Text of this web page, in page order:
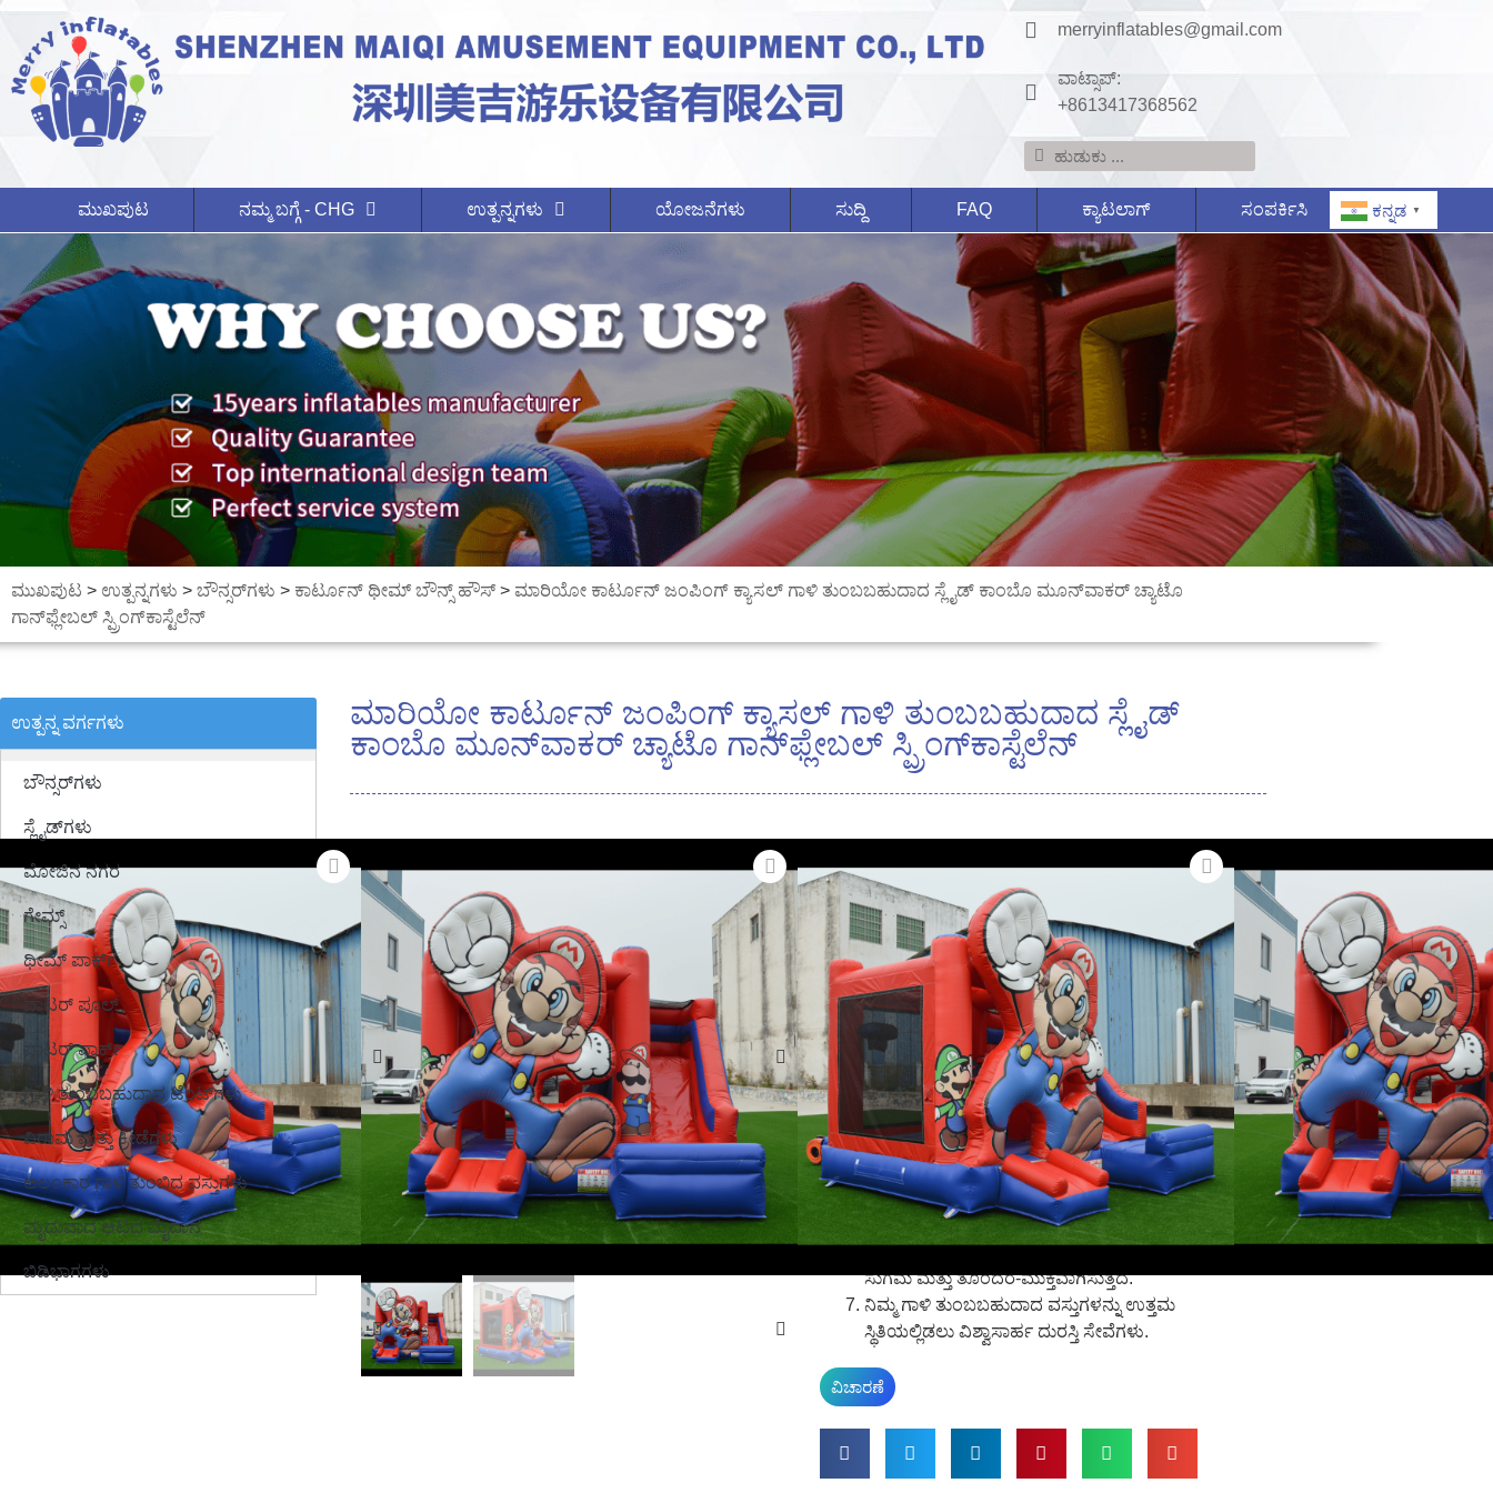
merryinflatables@gmail.com
ವಾಟ್ಸಾಪ್:
+8613417368562
ಮುಖಪುಟ ನಮ್ಮ ಬಗ್ಗೆ - CHG ಉತ್ಪನ್ನಗಳು ಯೋಜನೆಗಳು ಸುದ್ದಿ FAQ ಕ್ಯಾಟಲಾಗ್ ಸಂಪರ್ಕಿಸಿ ಕನ್ನಡ ▼
ಮುಖಪುಟ > ಉತ್ಪನ್ನಗಳು > ಬೌನ್ಸರ್‌ಗಳು > ಕಾರ್ಟೂನ್ ಥೀಮ್ ಬೌನ್ಸ್ ಹೌಸ್> ಮಾರಿಯೋ ಕಾರ್ಟೂನ್ ಜಂಪಿಂಗ್ ಕ್ಯಾಸಲ್ ಗಾಳಿ ತುಂಬಬಹುದಾದ ಸ್ಲೈಡ್ ಕಾಂಬೊ ಮೂನ್‌ವಾಕರ್ ಚ್ಯಾಟೊ
ಗಾನ್‌ಫ್ಲೇಬಲ್ ಸ್ಪ್ರಿಂಗ್‌ಕಾಸ್ಟೆಲೆನ್
ಉತ್ಪನ್ನ ವರ್ಗಗಳು
ಬೌನ್ಸರ್‌ಗಳು
ಸ್ಲೈಡ್‌ಗಳು
ಮೋಜಿನ ನಗರ
ಗೇಮ್ಸ್
ಥೀಮ್ ಪಾರ್ಕ್
ವಾಟರ್ ಪೂಲ್
ವಾಟರ್ ಪಾರ್ಕ್
ಗಾಳಿ ತುಂಬಬಹುದಾದ ಟೆಂಟ್‌ಗಳು
ವಿರಾಮ ಮತ್ತು ಕ್ರೀಡೆಗಳು
ಅಲಂಕಾರ ಗಾಳಿ ತುಂಬಿದ ವಸ್ತುಗಳು
ಮೃದುವಾದ ಆಟದ ಮೈದಾನ
ಬಿಡಿಭಾಗಗಳು
ಮಾರಿಯೋ ಕಾರ್ಟೂನ್ ಜಂಪಿಂಗ್ ಕ್ಯಾಸಲ್ ಗಾಳಿ ತುಂಬಬಹುದಾದ ಸ್ಲೈಡ್
ಕಾಂಬೊ ಮೂನ್‌ವಾಕರ್ ಚ್ಯಾಟೊ ಗಾನ್‌ಫ್ಲೇಬಲ್ ಸ್ಪ್ರಿಂಗ್‌ಕಾಸ್ಟೆಲೆನ್
ಪ್ರೀಮಿಯಂ ವಸ್ತುಗಳು– ಹೆಚ್ಚಿನ ಬಾಳಿಕೆ, ಅತ್ಯುತ್ತಮ PLATO
0.55mm PVC ಪ್ರಥಮ ದರ್ಜೆಯ ಆಂತರಿಕ ಬ್ಯಾಫಲ್
ವ್ಯವಸ್ಥೆಯೊಂದಿಗೆ, ಅಸಾಧಾರಣ ಶಕ್ತಿ ಮತ್ತು ಬಾಳಿಕೆ ಬರುವ .ಅಗ್ನಿ
ನಿರೋಧಕ PVC ಟಾರ್ಪೌಲಿನ್, ಮೂರು-ಪದರದ ನಿರ್ಮಾಣ,
ಬಲವರ್ಧಿತ ರಚನೆ - ತ್ರಿಕೋನ ಹೊಲಿಗೆ ಮತ್ತು ನೆಲದ ಪಟ್ಟಿಯ
ಬಲವರ್ಧನೆಗಳು ಸ್ಥಿರತೆ ಮತ್ತು ಬಾಳಿಕೆಯನ್ನು ಹೆಚ್ಚಿಸುತ್ತವೆ.
ಮೊದಲು ಸುರಕ್ಷತೆ– ನಮ್ಮ ವಿನ್ಯಾಸ ತಂಡವು ಪ್ರತಿಯೊಂದು
ಉತ್ಪನ್ನದಲ್ಲಿ ಗರಿಷ್ಠ ಸುರಕ್ಷತೆಯನ್ನು ಖಚಿತಪಡಿಸುತ್ತದೆ.
ಗ್ರಾಹಕೀಕರಣ ಸೇವೆ – ಅನನ್ಯ ಕ್ಲೈಂಟ್ ಅಗತ್ಯಗಳನ್ನು
ಪೂರೈಸಲು 1-ಆನ್-1 ಉಚಿತ ಗ್ರಾಹಕೀಕರಣ.
ಪ್ರಮಾಣೀಕೃತ ಗುಣಮಟ್ಟ– ಎಲ್ಲಾ ಗಾಳಿ ತುಂಬಬಹುದಾದ
ವಸ್ತುಗಳು ಸುರಕ್ಷತೆ ಮತ್ತು ಅನುಸರಣೆಗಾಗಿ CE, EN14960
ಮತ್ತು SGS ಮಾನದಂಡಗಳನ್ನು ಪೂರೈಸುತ್ತವೆ.
ದಕ್ಷ ಉತ್ಪಾದನೆ ಮತ್ತು ಬೆಂಬಲ- ವೇಗದ, ದೊಡ್ಡ ಪ್ರಮಾಣದ
ಉತ್ಪಾದನೆ, ಕಟ್ಟುನಿಟ್ಟಾದ ಗುಣಮಟ್ಟದ ನಿಯಂತ್ರಣ,
ಉಚಿತ ಅನುಸ್ಥಾಪನೆ ಮತ್ತು ಸೆಟಪ್ ಸೇವೆ, ಪ್ರಕ್ರಿಯೆಯನ್ನು
ಸುಗಮ ಮತ್ತು ತೊಂದರೆ-ಮುಕ್ತವಾಗಿಸುತ್ತದೆ.
ನಿಮ್ಮ ಗಾಳಿ ತುಂಬಬಹುದಾದ ವಸ್ತುಗಳನ್ನು ಉತ್ತಮ
ಸ್ಥಿತಿಯಲ್ಲಿಡಲು ವಿಶ್ವಾಸಾರ್ಹ ದುರಸ್ತಿ ಸೇವೆಗಳು.
ವಿಚಾರಣೆ